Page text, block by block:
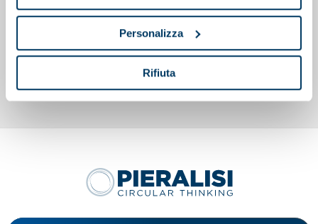
Personalizza
Rifiuta
Polipreparatore